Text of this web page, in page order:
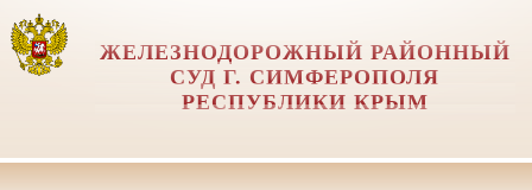
ЖЕЛЕЗНОДОРОЖНЫЙ РАЙОННЫЙ
СУД Г. СИМФЕРОПОЛЯ
РЕСПУБЛИКИ КРЫМ